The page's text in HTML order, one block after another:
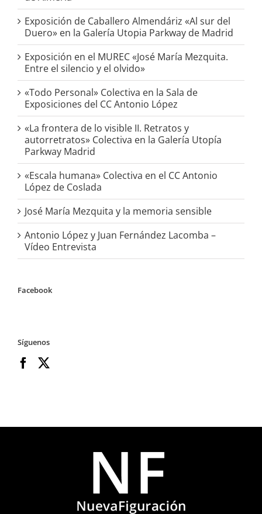
Exposición de Caballero Almendáriz «Al sur del
Duero» en la Galería Utopia Parkway de Madrid
Exposición en el MUREC «José María Mezquita.
Entre el silencio y el olvido»
«Todo Personal» Colectiva en la Sala de
Exposiciones del CC Antonio López
«La frontera de lo visible II. Retratos y
autorretratos» Colectiva en la Galería Utopía
Parkway Madrid
«Escala humana» Colectiva en el CC Antonio
López de Coslada
José María Mezquita y la memoria sensible
Antonio López y Juan Fernández Lacomba –
Vídeo Entrevista
Facebook
Síguenos